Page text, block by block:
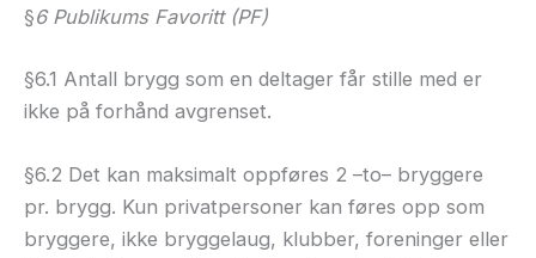
§6 Publikums Favoritt (PF)
§6.1 Antall brygg som en deltager får stille med er
ikke på forhånd avgrenset.
§6.2 Det kan maksimalt oppføres 2 –to– bryggere
pr. brygg. Kun privatpersoner kan føres opp som
bryggere, ikke bryggelaug, klubber, foreninger eller